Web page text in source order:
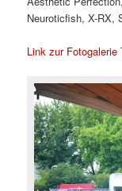
Neuroticfish, X-RX,
Link zur Fotogalerie